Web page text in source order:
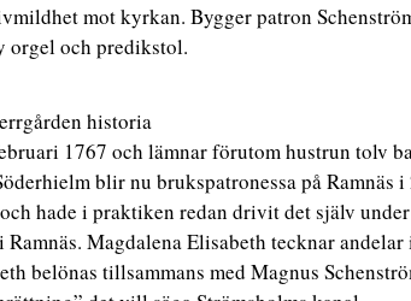
mot kyrkan. Bygger patron
orgel och predikstol.
1767 och lämnar förutom hustrun tolv
blir nu brukspatronessa på Ramnäs i
hade i praktiken redan drivit det själv under
Magdalena Elisabeth tecknar
belönas tillsammans med Magnus